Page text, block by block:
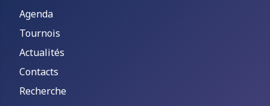
Agenda
Tournois
Actualités
Contacts
Recherche